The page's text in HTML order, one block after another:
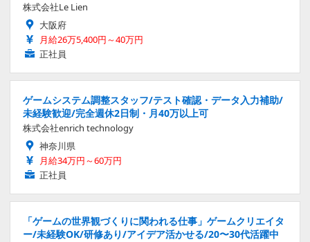
株式会社Le Lien
大阪府
月給26万5,400円～40万円
正社員
ゲームシステム調整スタッフ/テスト確認・データ入力補助/
未経験歓迎/完全週休2日制・月40万以上可
株式会社enrich technology
神奈川県
月給34万円～60万円
正社員
「ゲームの世界観づくりに関われる仕事」ゲームクリエイタ
ー/未経験OK/研修あり/アイデア活かせる/20〜30代活躍中